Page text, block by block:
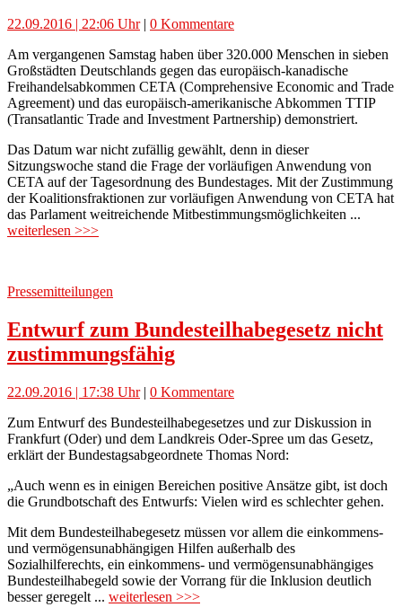
22.09.2016 | 22:06 Uhr| 0 Kommentare
Am vergangenen Samstag haben über 320.000 Menschen in sieben
Großstädten Deutschlands gegen das europäisch-kanadische
Freihandelsabkommen CETA (Comprehensive Economic and Trade
Agreement) und das europäisch-amerikanische Abkommen TTIP
(Transatlantic Trade and Investment Partnership) demonstriert.
Das Datum war nicht zufällig gewählt, denn in dieser
Sitzungswoche stand die Frage der vorläufigen Anwendung von
CETA auf der Tagesordnung des Bundestages. Mit der Zustimmung
der Koalitionsfraktionen zur vorläufigen Anwendung von CETA hat
das Parlament weitreichende Mitbestimmungsmöglichkeiten ...
weiterlesen >>>
Pressemitteilungen
Entwurf zum Bundesteilhabegesetz nicht
zustimmungsfähig
22.09.2016 | 17:38 Uhr| 0 Kommentare
Zum Entwurf des Bundesteilhabegesetzes und zur Diskussion in
Frankfurt (Oder) und dem Landkreis Oder-Spree um das Gesetz,
erklärt der Bundestagsabgeordnete Thomas Nord:
„Auch wenn es in einigen Bereichen positive Ansätze gibt, ist doch
die Grundbotschaft des Entwurfs: Vielen wird es schlechter gehen.
Mit dem Bundesteilhabegesetz müssen vor allem die einkommens-
und vermögensunabhängigen Hilfen außerhalb des
Sozialhilferechts, ein einkommens- und vermögensunabhängiges
Bundesteilhabegeld sowie der Vorrang für die Inklusion deutlich
besser geregelt ... weiterlesen >>>